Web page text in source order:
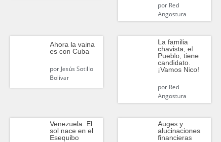
porRed
Angostura
Ahora la vaina
es con Cuba
porJesús Sotillo
Bolívar
La familia
chavista, el
Pueblo, tiene
candidato.
¡Vamos Nico!
porRed
Angostura
Venezuela. El
sol nace en el
Esequibo
Auges y
alucinaciones
financieras